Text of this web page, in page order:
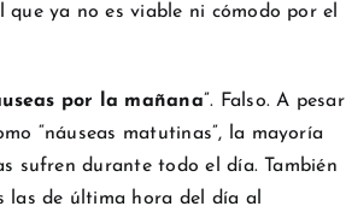
que ya no es viable ni cómodo por el
por la mañana”. Falso. A pesar
“náuseas matutinas”, la mayoría
sufren durante todo el día. También
las de última hora del día al